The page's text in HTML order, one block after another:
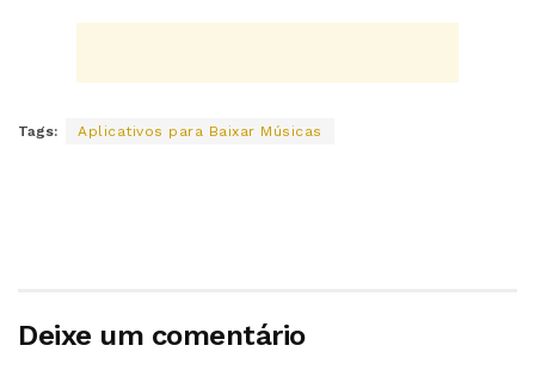
Tags: Aplicativos para Baixar Músicas
Deixe um comentário